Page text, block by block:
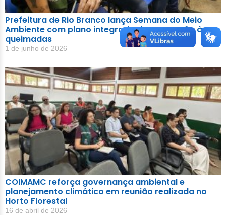
Prefeitura de Rio Branco lança Semana do Meio
Ambiente com plano integrado de prevenção às
queimadas
1 de junho de 2026
COIMAMC reforça governança ambiental e
planejamento climático em reunião realizada no
Horto Florestal
16 de abril de 2026